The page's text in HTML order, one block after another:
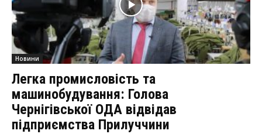
Новини
Легка промисловість та
машинобудування: Голова
Чернігівської ОДА відвідав
підприємства Прилуччини